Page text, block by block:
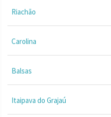
Riachão
Carolina
Balsas
Itaipava do Grajaú